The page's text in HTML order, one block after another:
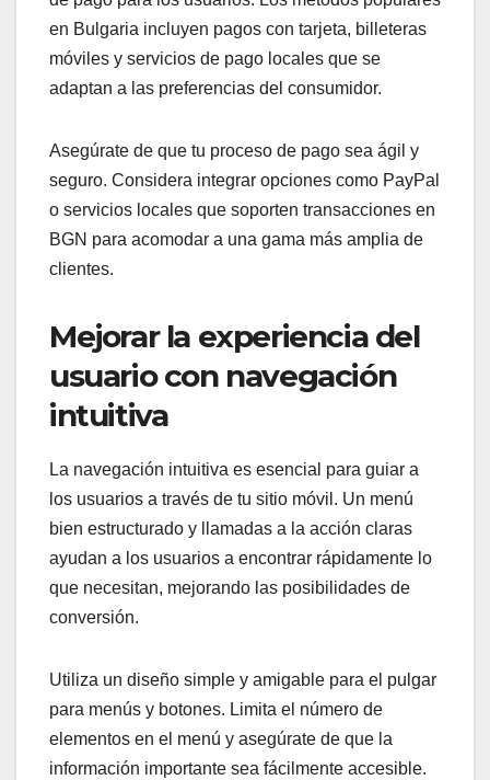
en Bulgaria incluyen pagos con tarjeta, billeteras
móviles y servicios de pago locales que se
adaptan a las preferencias del consumidor.
Asegúrate de que tu proceso de pago sea ágil y
seguro. Considera integrar opciones como PayPal
o servicios locales que soporten transacciones en
BGN para acomodar a una gama más amplia de
clientes.
Mejorar la experiencia del
usuario con navegación
intuitiva
La navegación intuitiva es esencial para guiar a
los usuarios a través de tu sitio móvil. Un menú
bien estructurado y llamadas a la acción claras
ayudan a los usuarios a encontrar rápidamente lo
que necesitan, mejorando las posibilidades de
conversión.
Utiliza un diseño simple y amigable para el pulgar
para menús y botones. Limita el número de
elementos en el menú y asegúrate de que la
información importante sea fácilmente accesible.